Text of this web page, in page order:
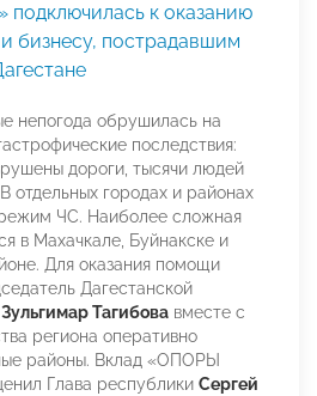
к оказанию
бизнесу, пострадавшим
непогода обрушилась на
последствия:
дороги, тысячи людей
отдельных городах и районах
ЧС. Наиболее сложная
в Махачкале, Буйнакске и
Для оказания помощи
Дагестанской
Зульгимар Тагибова вместе с
региона оперативно
районы. Вклад «ОПОРЫ
Глава республики Сергей